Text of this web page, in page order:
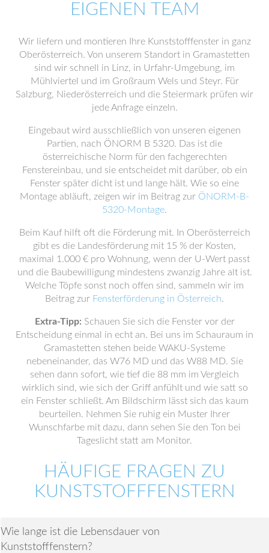
EIGENEN TEAM
Wir liefern und montieren Ihre Kunststofffenster in ganz
Oberösterreich. Von unserem Standort in Gramastetten
sind wir schnell in Linz, in Urfahr-Umgebung, im
Mühlviertel und im Großraum Wels und Steyr. Für
Salzburg, Niederösterreich und die Steiermark prüfen wir
jede Anfrage einzeln.
Eingebaut wird ausschließlich von unseren eigenen
Partien, nach ÖNORM B 5320. Das ist die
österreichische Norm für den fachgerechten
Fenstereinbau, und sie entscheidet mit darüber, ob ein
Fenster später dicht ist und lange hält. Wie so eine
Montage abläuft, zeigen wir im Beitrag zur ÖNORM-B-
5320-Montage.
Beim Kauf hilft oft die Förderung mit. In Oberösterreich
gibt es die Landesförderung mit 15 % der Kosten,
maximal 1.000 € pro Wohnung, wenn der U-Wert passt
und die Baubewilligung mindestens zwanzig Jahre alt ist.
Welche Töpfe sonst noch offen sind, sammeln wir im
Beitrag zur Fensterförderung in Österreich.
Extra-Tipp: Schauen Sie sich die Fenster vor der
Entscheidung einmal in echt an. Bei uns im Schauraum in
Gramastetten stehen beide WAKU-Systeme
nebeneinander, das W76 MD und das W88 MD. Sie
sehen dann sofort, wie tief die 88 mm im Vergleich
wirklich sind, wie sich der Griff anfühlt und wie satt so
ein Fenster schließt. Am Bildschirm lässt sich das kaum
beurteilen. Nehmen Sie ruhig ein Muster Ihrer
Wunschfarbe mit dazu, dann sehen Sie den Ton bei
Tageslicht statt am Monitor.
HÄUFIGE FRAGEN ZU
KUNSTSTOFFFENSTERN
Wie lange ist die Lebensdauer von
Kunststofffenstern?